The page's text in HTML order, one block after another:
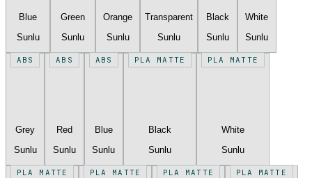
Blue
Sunlu
Green
Sunlu
Orange
Sunlu
Transparent
Sunlu
Black
Sunlu
White
Sunlu
ABS
Grey
Sunlu
ABS
Red
Sunlu
ABS
Blue
Sunlu
PLA MATTE
Black
Sunlu
PLA MATTE
White
Sunlu
PLA MATTE PLA MATTE PLA MATTE PLA MATTE